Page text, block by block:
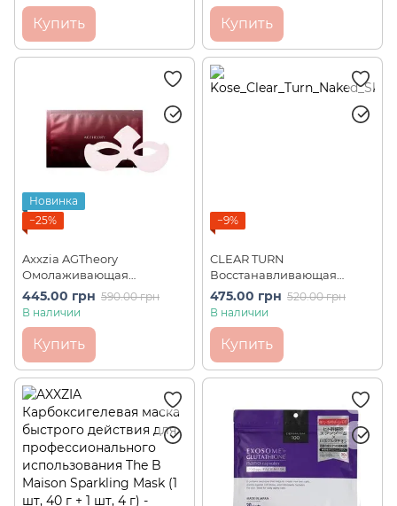
Купить Купить
Новинка
−25%
Axxzia AGTheory
Омолаживающая
пептидная маска для Т-
зоны и вокруг глаз
445.00 грн 590.00 грн
В наличии
Купить
−9%
CLEAR TURN
Восстанавливающая
маска для тусклой кожи
KOSE Naked Skin Face
475.00 грн 520.00 грн
В наличии
Купить